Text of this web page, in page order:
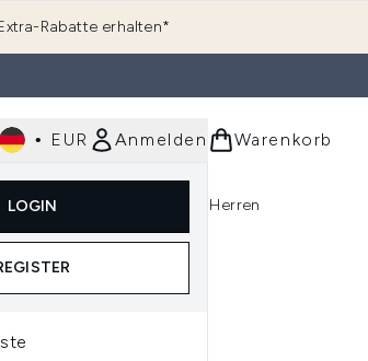
Rabatte erhalten*
• EUR Anmelden
LOGIN
Warenkorb
(Kosmetik) Untermenü Anmelden (Haarpflege)
Parfum
Untermenü Anmelden (Parfum)
Herren